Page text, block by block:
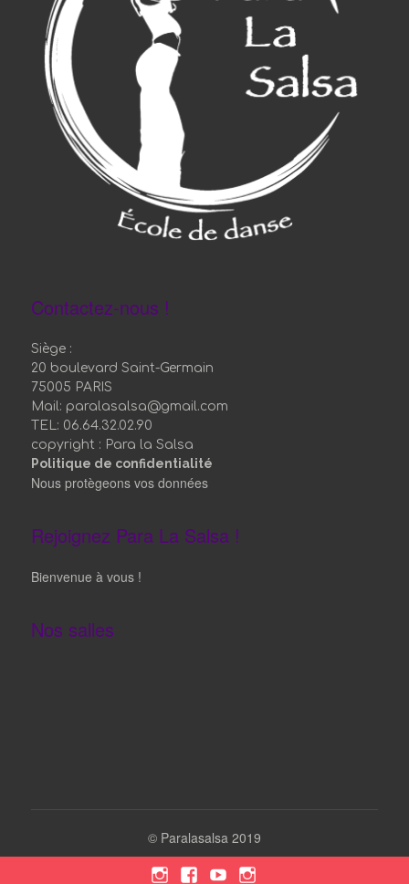
Contactez-nous !
Siège :
20 boulevard Saint-Germain
75005 PARIS
Mail: paralasalsa@gmail.com
TEL: 06.64.32.02.90
copyright : Para la Salsa
Politique de confidentialité
Nous protègeons vos données
Rejoignez Para La Salsa !
Bienvenue à vous !
Nos salles
© Paralasalsa 2019
Instagram
Facebook
YouTubeInstagram